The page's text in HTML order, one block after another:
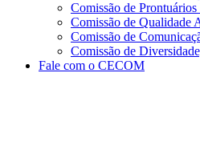
Comissão de
Comissão de Qualidade
Comissão de
Comissão de
Fale com o CECOM